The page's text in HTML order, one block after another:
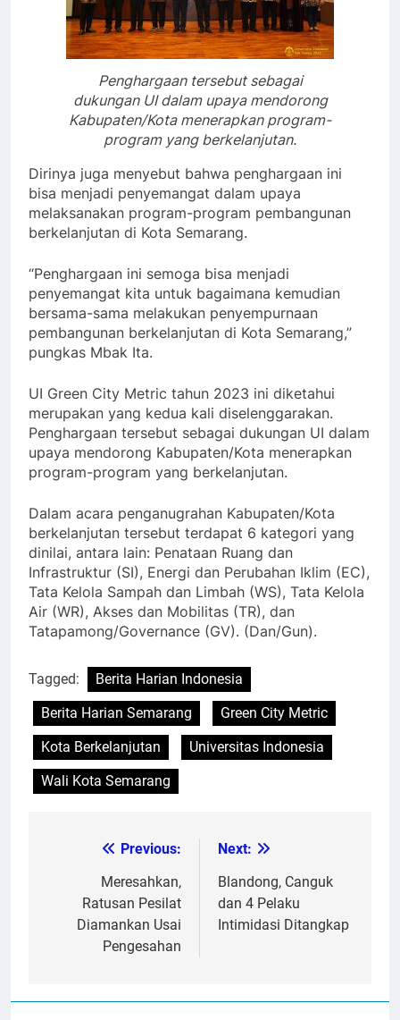
Penghargaan tersebut sebagai
dukungan UI dalam upaya mendorong
Kabupaten/Kota menerapkan program-
program yang berkelanjutan.
Dirinya juga menyebut bahwa penghargaan ini
bisa menjadi penyemangat dalam upaya
melaksanakan program-program pembangunan
berkelanjutan di Kota Semarang.
“Penghargaan ini semoga bisa menjadi
penyemangat kita untuk bagaimana kemudian
bersama-sama melakukan penyempurnaan
pembangunan berkelanjutan di Kota Semarang,”
pungkas Mbak Ita.
UI Green City Metric tahun 2023 ini diketahui
merupakan yang kedua kali diselenggarakan.
Penghargaan tersebut sebagai dukungan UI dalam
upaya mendorong Kabupaten/Kota menerapkan
program-program yang berkelanjutan.
Dalam acara penganugrahan Kabupaten/Kota
berkelanjutan tersebut terdapat 6 kategori yang
dinilai, antara lain: Penataan Ruang dan
Infrastruktur (SI), Energi dan Perubahan Iklim (EC),
Tata Kelola Sampah dan Limbah (WS), Tata Kelola
Air (WR), Akses dan Mobilitas (TR), dan
Tatapamong/Governance (GV). (Dan/Gun).
Tagged:
Berita Harian Indonesia
Berita Harian Semarang
Green City Metric
Kota Berkelanjutan
Universitas Indonesia
Wali Kota Semarang
navigation
Previous:
Meresahkan,
Ratusan Pesilat
Diamankan Usai
Pengesahan
Next:
Blandong, Canguk
dan 4 Pelaku
Intimidasi Ditangkap